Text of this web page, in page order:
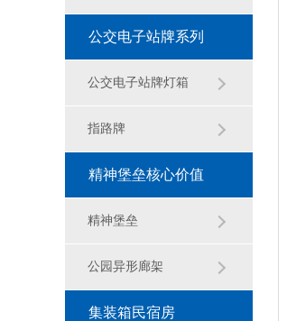
公交电子站牌系列
公交电子站牌灯箱
指路牌
精神堡垒核心价值
观雕塑
精神堡垒
公园异形廊架
集装箱民宿房